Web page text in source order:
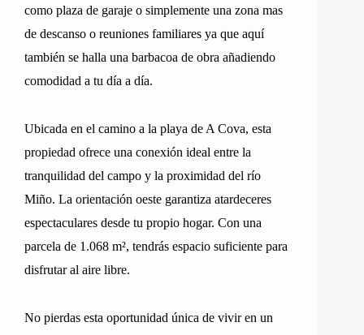
como plaza de garaje o simplemente una zona mas
de descanso o reuniones familiares ya que aquí
también se halla una barbacoa de obra añadiendo
comodidad a tu día a día.
Ubicada en el camino a la playa de A Cova, esta
propiedad ofrece una conexión ideal entre la
tranquilidad del campo y la proximidad del río
Miño. La orientación oeste garantiza atardeceres
espectaculares desde tu propio hogar. Con una
parcela de 1.068 m², tendrás espacio suficiente para
disfrutar al aire libre.
No pierdas esta oportunidad única de vivir en un